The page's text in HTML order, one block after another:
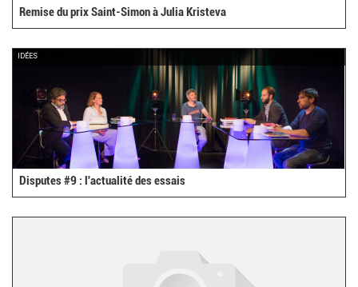
Remise du prix Saint-Simon à Julia Kristeva
IDÉES
Disputes #9 : l'actualité des essais